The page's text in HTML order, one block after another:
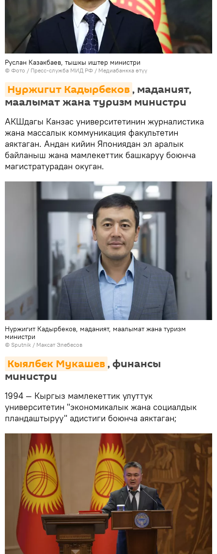
Руслан Казакбаев, тышкы иштер министри
© Фото / Пресс-служба МИД РФ / Медиабанкка өтүү
Нуржигит Кадырбеков, маданият,
маалымат жана туризм министри
АКШдагы Канзас университетинин журналистика
жана массалык коммуникация факультетин
аяктаган. Андан кийин Япониядан эл аралык
байланыш жана мамлекеттик башкаруу боюнча
магистратурадан окуган.
Нуржигит Кадырбеков, маданият, маалымат жана туризм
министри
© Sputnik / Максат Элебесов
Кыялбек Мукашев, финансы
министри
1994 — Кыргыз мамлекеттик улуттук
университетин "экономикалык жана социалдык
пландаштыруу" адистиги боюнча аяктаган;